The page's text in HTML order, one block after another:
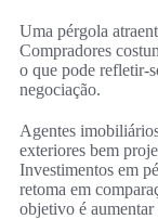
Uma pérgola
Compradores
o que pode refletir-
negociação.
Agentes
exteriores bem
Investimentos em
retoma em
objetivo é